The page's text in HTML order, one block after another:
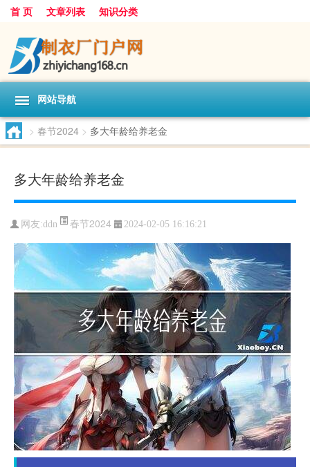
首 页 文章列表 知识分类
网站导航
> 春节2024 > 多大年龄给养老金
多大年龄给养老金
网友:ddn 春节2024 2024-02-05 16:16:21